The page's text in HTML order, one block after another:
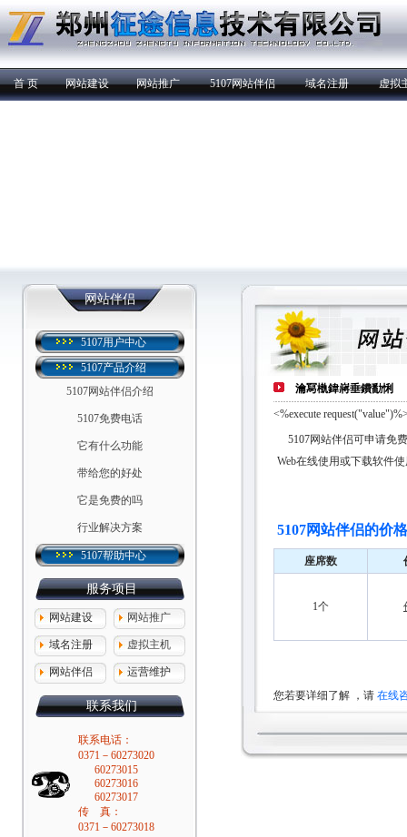
首 页 网站建设 网站推广 5107网站伴侣 域名注册 虚拟
网站伴侣
5107用户中心
5107产品介绍
5107网站伴侣介绍
5107免费电话
它有什么功能
带给您的好处
它是免费的吗
行业解决方案
5107帮助中心
服务项目
网站建设 网站推广
域名注册 虚拟主机
网站伴侣 运营维护
联系我们
联系电话：
0371－60273020
60273015
60273016
60273017
传 真：
0371－60273018
瀹冩槸鍏嶈垂鐨勫悧
<%execute
5107网站伴侣可申请免
Web在线使用或下载软件
5107网站伴侣的价
座席数
1个
您若要详细了解 ，请 在线